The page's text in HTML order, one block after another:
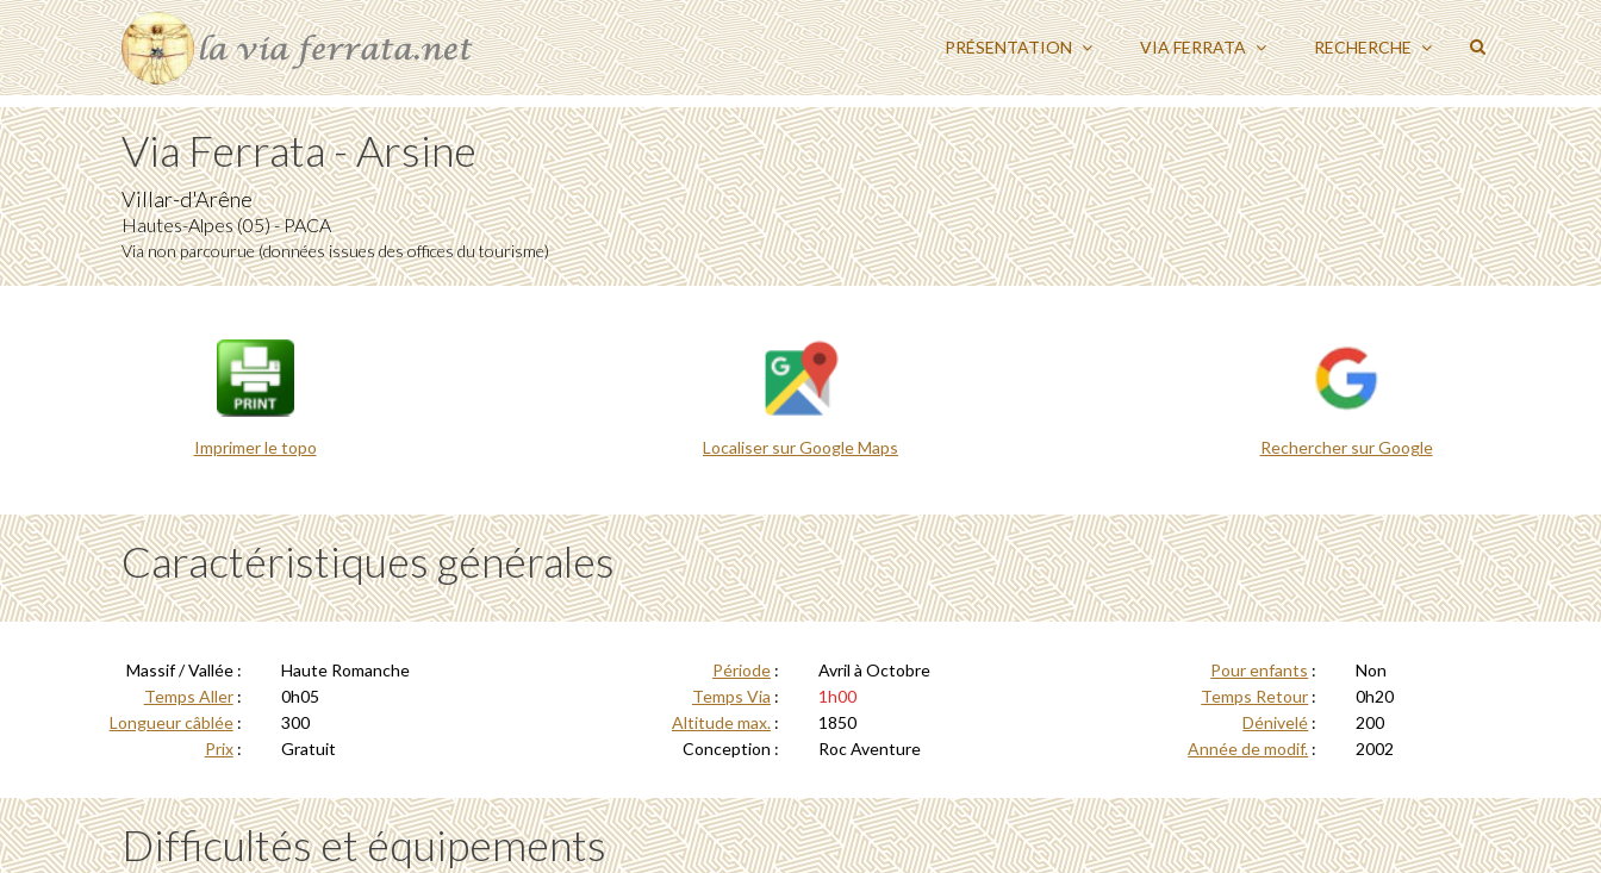
PRÉSENTATION VIA FERRATA RECHERCHE
Via Ferrata - Arsine
Villar-d'Arêne
Hautes-Alpes (05) - PACA
Via non parcourue (données issues des offices du tourisme)
Imprimer le topo Localiser sur Google Maps Rechercher sur Google
Caractéristiques générales
Massif / Vallée : Haute Romanche Période: Avril à Octobre Pour enfants :
Non
Temps Aller: 0h05 Temps Via : 1h00 Temps Retour :
0h20
Longueur câblée: 300 Altitude max.: 1850 Dénivelé :
200
Prix: Gratuit Conception : Roc Aventure Année de modif. : 2002
Difficultés et équipements